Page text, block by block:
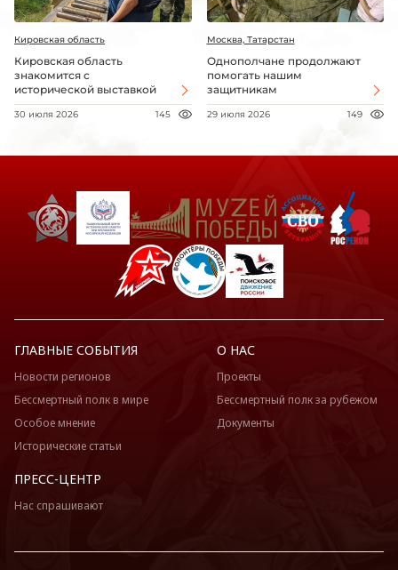
Кировская область
Кировская область
знакомится с
исторической выставкой
30 июля 2026 145
Москва, Татарстан
Однополчане продолжают
помогать нашим
защитникам
29 июля 2026 149
ГЛАВНЫЕ СОБЫТИЯ
Новости регионов
Бессмертный полк в мире
Особое мнение
Исторические статьи
О НАС
Проекты
Бессмертный полк за рубежом
Документы
ПРЕСС-ЦЕНТР
Нас спрашивают